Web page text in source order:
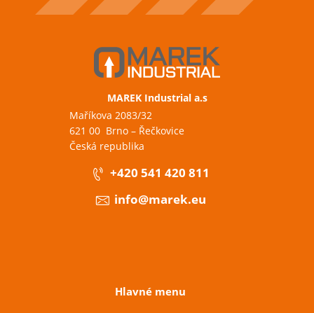
MAREK Industrial a.s
Maříkova 2083/32
621 00 Brno – Řečkovice
Česká republika
+420 541 420 811
info@marek.eu
Hlavné menu